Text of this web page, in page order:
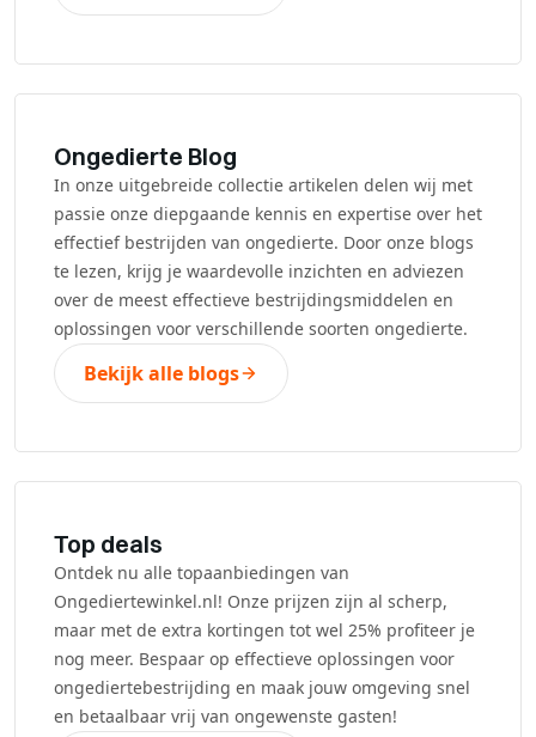
Ongedierte Blog
In onze uitgebreide collectie artikelen delen wij met
passie onze diepgaande kennis en expertise over het
effectief bestrijden van ongedierte. Door onze blogs
te lezen, krijg je waardevolle inzichten en adviezen
over de meest effectieve bestrijdingsmiddelen en
oplossingen voor verschillende soorten ongedierte.
Bekijk alle blogs
Top deals
Ontdek nu alle topaanbiedingen van
Ongediertewinkel.nl! Onze prijzen zijn al scherp,
maar met de extra kortingen tot wel 25% profiteer je
nog meer. Bespaar op effectieve oplossingen voor
ongediertebestrijding en maak jouw omgeving snel
en betaalbaar vrij van ongewenste gasten!